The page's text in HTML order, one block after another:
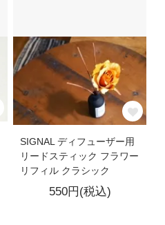
SIGNAL ディフューザー用
リードスティック フラワー
リフィル クラシック
550円(税込)